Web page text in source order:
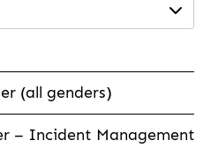
(all genders)
– Incident Management